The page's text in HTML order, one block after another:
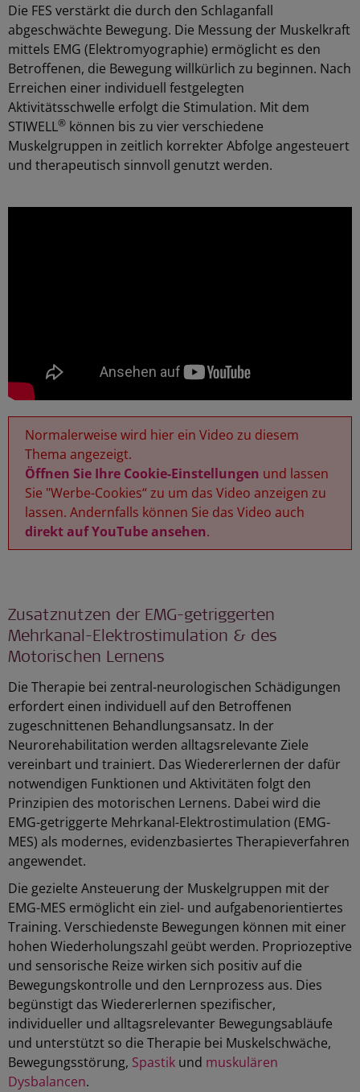
Die FES verstärkt die durch den Schlaganfall
abgeschwächte Bewegung. Die Messung der Muskelkraft
mittels EMG (Elektromyographie) ermöglicht es den
Betroffenen, die Bewegung willkürlich zu beginnen. Nach
Erreichen einer individuell festgelegten
Aktivitätsschwelle erfolgt die Stimulation. Mit dem
STIWELL® können bis zu vier verschiedene
Muskelgruppen in zeitlich korrekter Abfolge angesteuert
und therapeutisch sinnvoll genutzt werden.
Normalerweise wird hier ein Video zu diesem
Thema angezeigt.
Öffnen Sie Ihre Cookie-Einstellungen und lassen
Sie "Werbe-Cookies“ zu um das Video anzeigen zu
lassen. Andernfalls können Sie das Video auch
direkt auf YouTube ansehen.
Zusatznutzen der EMG-getriggerten
Mehrkanal-Elektrostimulation & des
Motorischen Lernens
Die Therapie bei zentral-neurologischen Schädigungen
erfordert einen individuell auf den Betroffenen
zugeschnittenen Behandlungsansatz. In der
Neurorehabilitation werden alltagsrelevante Ziele
vereinbart und trainiert. Das Wiedererlernen der dafür
notwendigen Funktionen und Aktivitäten folgt den
Prinzipien des motorischen Lernens. Dabei wird die
EMG-getriggerte Mehrkanal-Elektrostimulation (EMG-
MES) als modernes, evidenzbasiertes Therapieverfahren
angewendet.
Die gezielte Ansteuerung der Muskelgruppen mit der
EMG-MES ermöglicht ein ziel- und aufgabenorientiertes
Training. Verschiedenste Bewegungen können mit einer
hohen Wiederholungszahl geübt werden. Propriozeptive
und sensorische Reize wirken sich positiv auf die
Bewegungskontrolle und den Lernprozess aus. Dies
begünstigt das Wiedererlernen spezifischer,
individueller und alltagsrelevanter Bewegungsabläufe
und unterstützt so die Therapie bei Muskelschwäche,
Bewegungsstörung, Spastik und muskulären
Dysbalancen.